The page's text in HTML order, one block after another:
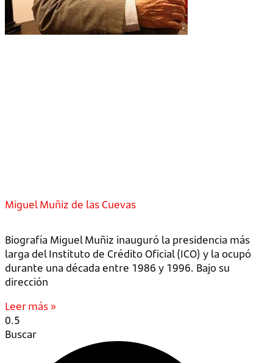
Miguel Muñiz de las Cuevas
Biografía Miguel Muñiz inauguró la presidencia más
larga del Instituto de Crédito Oficial (ICO) y la ocupó
durante una década entre 1986 y 1996. Bajo su
dirección
Leer más »
Buscar